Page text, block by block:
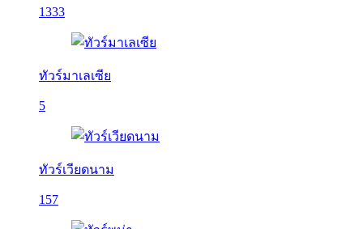
1333
ทัวร์มาเลเซีย
5
ทัวร์เวียดนาม
157